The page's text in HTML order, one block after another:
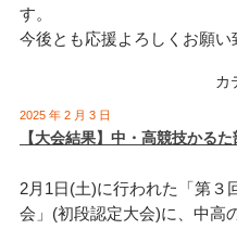
す。
今後とも応援よろしくお願い
カ
2025 年 2 月 3 日
【大会結果】中・高競技かるた
2月1日(土)に行われた「第３
会」(初段認定大会)に、中高